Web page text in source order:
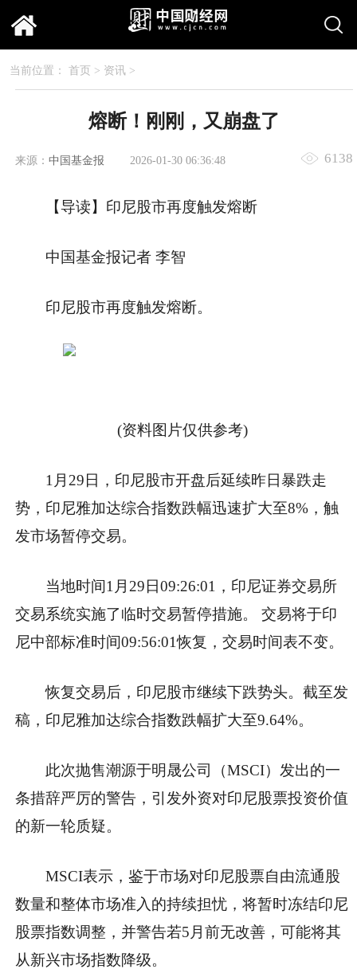
当前位置： 首页 > 资讯>
熔断！刚刚，又崩盘了
来源： 中国基金报 2026-01-30 06:36:48 6138
【导读】印尼股市再度触发熔断
中国基金报记者 李智
印尼股市再度触发熔断。
(资料图片仅供参考)
1月29日，印尼股市开盘后延续昨日暴跌走
势，印尼雅加达综合指数跌幅迅速扩大至8%，触
发市场暂停交易。
当地时间1月29日09:26:01，印尼证券交易所
交易系统实施了临时交易暂停措施。 交易将于印
尼中部标准时间09:56:01恢复，交易时间表不变。
恢复交易后，印尼股市继续下跌势头。截至发
稿，印尼雅加达综合指数跌幅扩大至9.64%。
此次抛售潮源于明晟公司（MSCI）发出的一
条措辞严厉的警告，引发外资对印尼股票投资价值
的新一轮质疑。
MSCI表示，鉴于市场对印尼股票自由流通股
数量和整体市场准入的持续担忧，将暂时冻结印尼
股票指数调整，并警告若5月前无改善，可能将其
从新兴市场指数降级。